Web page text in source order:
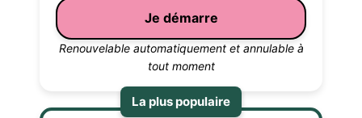
Je démarre
Renouvelable automatiquement et annulable à
tout moment